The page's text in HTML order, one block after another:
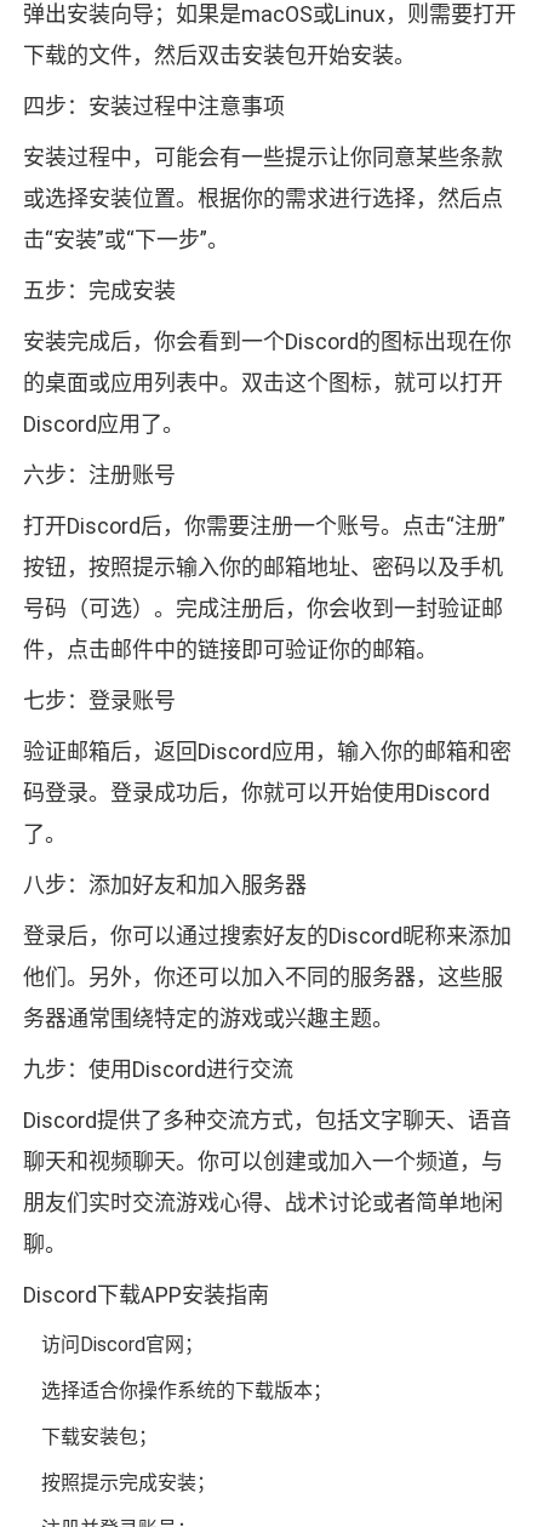
弹出安装向导；如果是macOS或Linux，则需要打开
下载的文件，然后双击安装包开始安装。
四步：安装过程中注意事项
安装过程中，可能会有一些提示让你同意某些条款
或选择安装位置。根据你的需求进行选择，然后点
击“安装”或“下一步”。
五步：完成安装
安装完成后，你会看到一个Discord的图标出现在你
的桌面或应用列表中。双击这个图标，就可以打开
Discord应用了。
六步：注册账号
打开Discord后，你需要注册一个账号。点击“注册”
按钮，按照提示输入你的邮箱地址、密码以及手机
号码（可选）。完成注册后，你会收到一封验证邮
件，点击邮件中的链接即可验证你的邮箱。
七步：登录账号
验证邮箱后，返回Discord应用，输入你的邮箱和密
码登录。登录成功后，你就可以开始使用Discord
了。
八步：添加好友和加入服务器
登录后，你可以通过搜索好友的Discord昵称来添加
他们。另外，你还可以加入不同的服务器，这些服
务器通常围绕特定的游戏或兴趣主题。
九步：使用Discord进行交流
Discord提供了多种交流方式，包括文字聊天、语音
聊天和视频聊天。你可以创建或加入一个频道，与
朋友们实时交流游戏心得、战术讨论或者简单地闲
聊。
Discord下载APP安装指南
访问Discord官网；
选择适合你操作系统的下载版本；
下载安装包；
按照提示完成安装；